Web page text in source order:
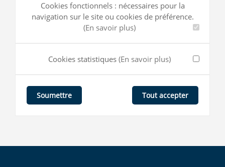
Cookies fonctionnels : nécessaires pour la
navigation sur le site ou cookies de préférence.
(En savoir plus)
Cookies statistiques (En savoir plus)
Soumettre Tout accepter